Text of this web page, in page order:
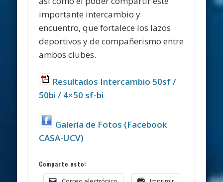
importante intercambio y
encuentro, que fortalece los lazos
deportivos y de compañerismo entre
ambos clubes.
Resultados Intercambio 50sf /
50bi / 4×50 sf-bi
Galería de Fotos (Facebook
CASA-UCV)
Comparte esto: